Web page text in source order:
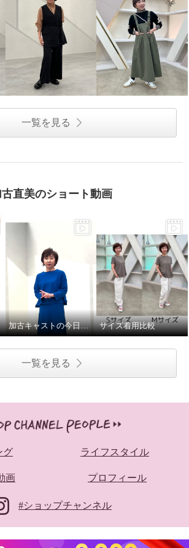
一覧を見る
古直美のショート動画
加古キャストの今日の私服① サイズ着用比較
一覧を見る
グ ライフスタイル
画 プロフィール
#ショップチャンネル